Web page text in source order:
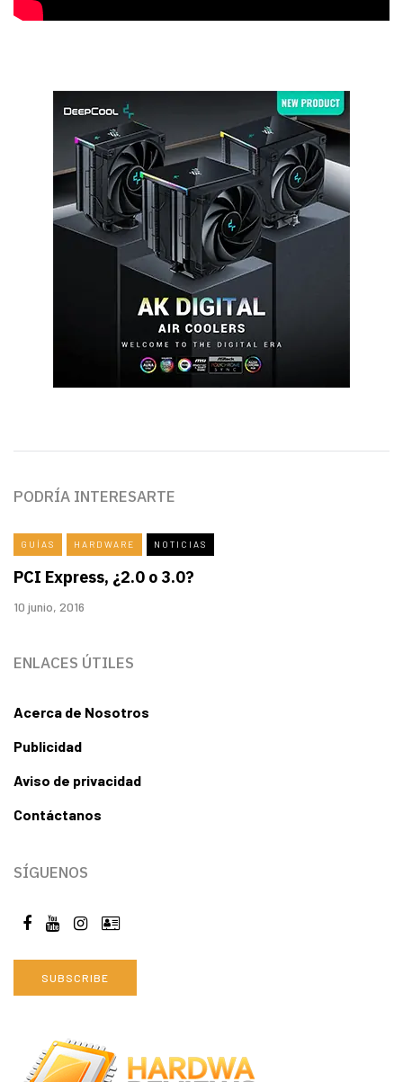
PODRÍA INTERESARTE
GUÍAS HARDWARE NOTICIAS
PCI Express, ¿2.0 o 3.0?
10 junio, 2016
ENLACES ÚTILES
Acerca de Nosotros
Publicidad
Aviso de privacidad
Contáctanos
SÍGUENOS
SUBSCRIBE